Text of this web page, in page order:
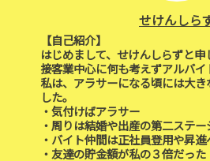
せけんしら
【自己紹介】
はじめまして、せけんしらずと申
接客業中心に何も考えずアルバ
私は、アラサーになる頃には大
した。
・気付けばアラサー
・周りは結婚や出産の第二ステー
・バイト仲間は正社員登用や昇進
・友達の貯金額が私の３倍だった